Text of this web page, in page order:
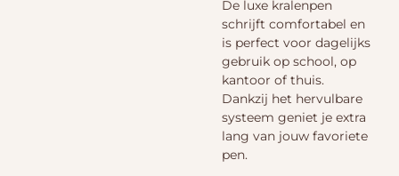
De luxe kralenpen
schrijft comfortabel en
is perfect voor dagelijks
gebruik op school, op
kantoor of thuis.
Dankzij het hervulbare
systeem geniet je extra
lang van jouw favoriete
pen.